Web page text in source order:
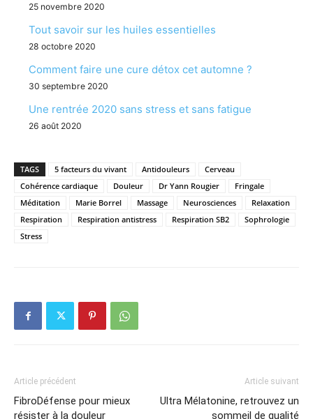
25 novembre 2020
Tout savoir sur les huiles essentielles
28 octobre 2020
Comment faire une cure détox cet automne ?
30 septembre 2020
Une rentrée 2020 sans stress et sans fatigue
26 août 2020
TAGS 5 facteurs du vivant Antidouleurs
Cerveau
Cohérence cardiaque
Douleur Dr Yann Rougier
Fringale
Méditation
Marie Borrel Massage Neurosciences
Relaxation
Respiration
Respiration antistress Respiration SB2
Sophrologie
Stress
Article précédent
FibroDéfense pour mieux
résister à la douleur
Article suivant
Ultra Mélatonine, retrouvez un
sommeil de qualité